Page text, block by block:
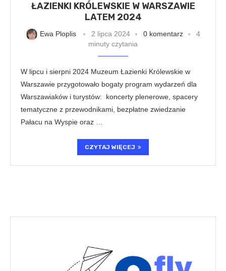
ŁAZIENKI KRÓLEWSKIE W WARSZAWIE
LATEM 2024
Ewa Ploplis 2 lipca 2024 0 komentarz
4
minuty czytania
W lipcu i sierpni 2024 Muzeum Łazienki Królewskie w
Warszawie przygotowało bogaty program wydarzeń dla
Warszawiaków i turystów: koncerty plenerowe, spacery
tematyczne z przewodnikami, bezpłatne zwiedzanie
Pałacu na Wyspie oraz …
CZYTAJ WIĘCEJ